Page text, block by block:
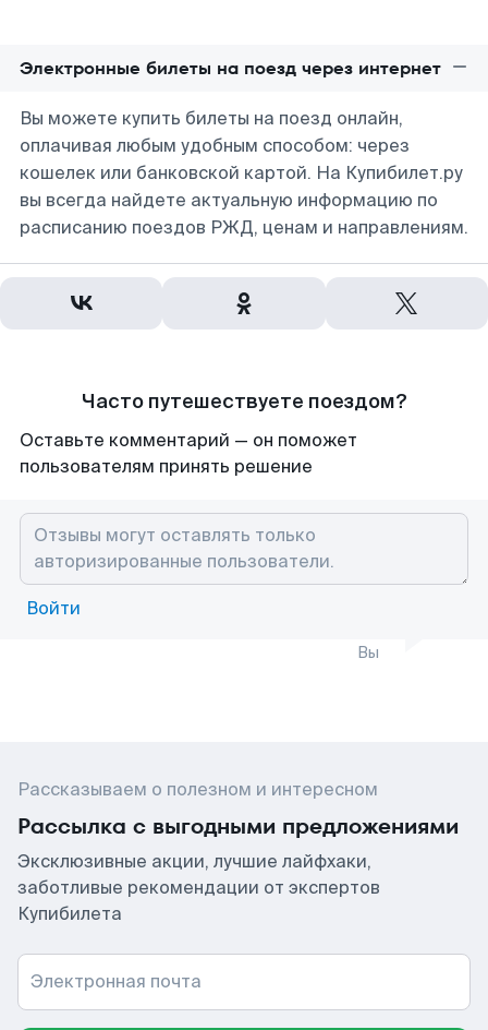
Электронные билеты на поезд через интернет
Вы можете купить билеты на поезд онлайн,
оплачивая любым удобным способом: через
кошелек или банковской картой. На Купибилет.ру
вы всегда найдете актуальную информацию по
расписанию поездов РЖД, ценам и направлениям.
Часто путешествуете поездом?
Оставьте комментарий — он поможет
пользователям принять решение
Войти
Вы
Рассказываем о полезном и интересном
Рассылка с выгодными предложениями
Эксклюзивные акции, лучшие лайфхаки,
заботливые рекомендации от экспертов
Купибилета
Электронная почта